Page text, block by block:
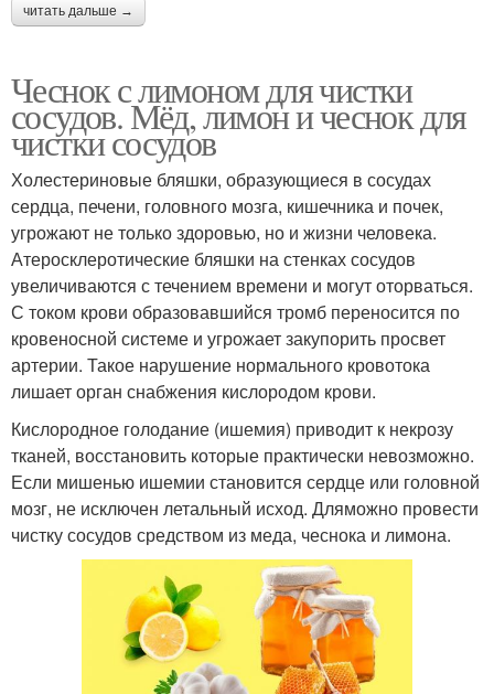
читать дальше →
Чеснок с лимоном для чистки
сосудов. Мёд, лимон и чеснок для
чистки сосудов
Холестериновые бляшки, образующиеся в сосудах
сердца, печени, головного мозга, кишечника и почек,
угрожают не только здоровью, но и жизни человека.
Атеросклеротические бляшки на стенках сосудов
увеличиваются с течением времени и могут оторваться.
С током крови образовавшийся тромб переносится по
кровеносной системе и угрожает закупорить просвет
артерии. Такое нарушение нормального кровотока
лишает орган снабжения кислородом крови.
Кислородное голодание (ишемия) приводит к некрозу
тканей, восстановить которые практически невозможно.
Если мишенью ишемии становится сердце или головной
мозг, не исключен летальный исход. Дляможно провести
чистку сосудов средством из меда, чеснока и лимона.